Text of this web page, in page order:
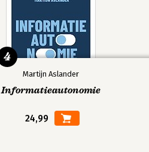
Martijn Aslander
Informatieautonomie
24,99
4